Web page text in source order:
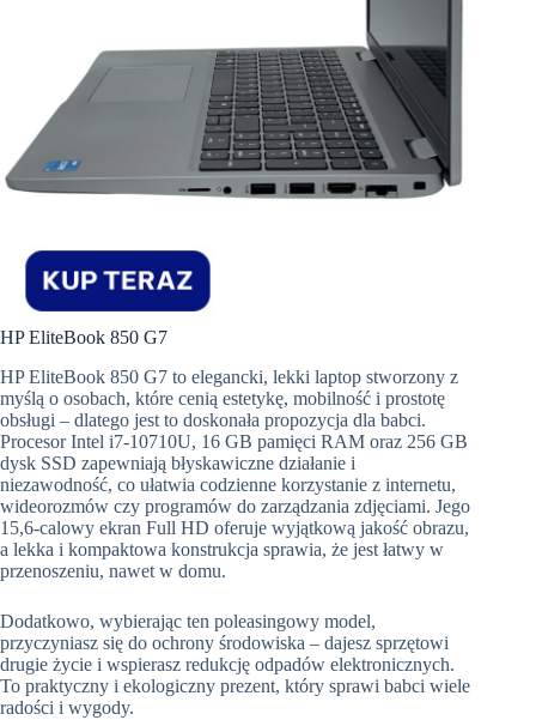
HP EliteBook 850 G7
HP EliteBook 850 G7 to elegancki, lekki laptop stworzony z
myślą o osobach, które cenią estetykę, mobilność i prostotę
obsługi – dlatego jest to doskonała propozycja dla babci.
Procesor Intel i7-10710U, 16 GB pamięci RAM oraz 256 GB
dysk SSD zapewniają błyskawiczne działanie i
niezawodność, co ułatwia codzienne korzystanie z internetu,
wideorozmów czy programów do zarządzania zdjęciami. Jego
15,6-calowy ekran Full HD oferuje wyjątkową jakość obrazu,
a lekka i kompaktowa konstrukcja sprawia, że jest łatwy w
przenoszeniu, nawet w domu.
Dodatkowo, wybierając ten poleasingowy model,
przyczyniasz się do ochrony środowiska – dajesz sprzętowi
drugie życie i wspierasz redukcję odpadów elektronicznych.
To praktyczny i ekologiczny prezent, który sprawi babci wiele
radości i wygody.